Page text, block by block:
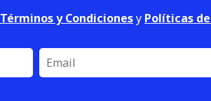
Términos y Condicionesy Políticas